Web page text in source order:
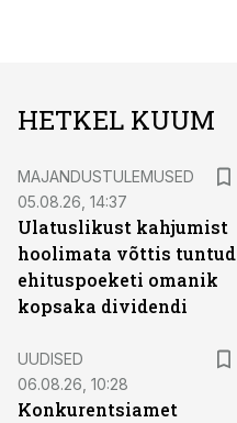
HETKEL KUUM
MAJANDUSTULEMUSED
05.08.26, 14:37
Ulatuslikust kahjumist
hoolimata võttis tuntud
ehituspoeketi omanik
kopsaka dividendi
UUDISED
06.08.26, 10:28
Konkurentsiamet